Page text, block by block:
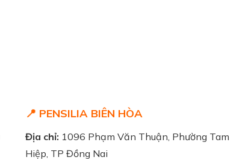
📍 PENSILIA BIÊN HÒA
Địa chỉ: 1096 Phạm Văn Thuận, Phường Tam
Hiệp, TP Đồng Nai